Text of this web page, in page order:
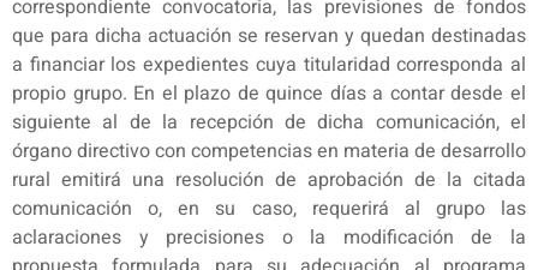
correspondiente convocatoria, las previsiones de fondos
que para dicha actuación se reservan y quedan destinadas
a financiar los expedientes cuya titularidad corresponda al
propio grupo. En el plazo de quince días a contar desde el
siguiente al de la recepción de dicha comunicación, el
órgano directivo con competencias en materia de desarrollo
rural emitirá una resolución de aprobación de la citada
comunicación o, en su caso, requerirá al grupo las
aclaraciones y precisiones o la modificación de la